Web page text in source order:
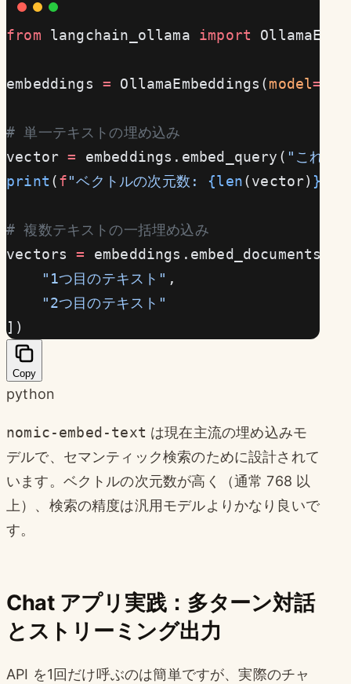
from langchain_ollama import
embeddings = OllamaEmbeddings(model=
# 単一テキストの埋め込み
vector = embeddings.embed_query( "これは
print (f"ベクトルの次元数: {len(vector) }
# 複数テキストの一括埋め込み
vectors = embeddings.embed_documents([
    "1つ目のテキスト"
,
    "2つ目のテキスト"
])
Copy
python
nomic-embed-text は現在主流の埋め込みモ
デルで、セマンティック検索のために設計されて
います。ベクトルの次元数が高く（通常 768 以
上）、検索の精度は汎用モデルよりかなり良いで
す。
Chat アプリ実践：多ターン対話
とストリーミング出力
API を1回だけ呼ぶのは簡単ですが、実際のチャ